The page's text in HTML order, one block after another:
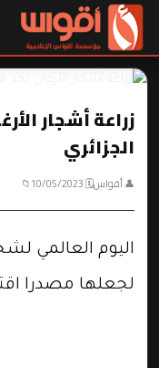
زراعة أشجار
الجزائري
👤 أقواس🗓 10/05/2023
📁
اليوم العالمي
لجعلها مصدرا